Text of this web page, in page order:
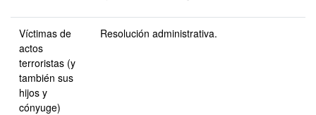
Víctimas de
actos
terroristas (y
también sus
hijos y
cónyuge)
Resolución administrativa.